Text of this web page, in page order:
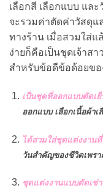
เลือกสี เลือกแบบ แล
จะรวมค่าตัดค่าวัสดุแ
ทางร้าน เมื่อสวมใส่แ
ง่ายก็คือเป็นชุดเจ้าส
สำหรับข้อดีข้อด้อยขอ
เป็นชุดที่ออกแบบตัดเ
ออกแบบ เลือกเนื้อผ้า
ได้สวมใส่ชุดแต่งงาน
วันสำคัญของชีวิตเพร
ชุดแต่งงานแบบตัดเช่า